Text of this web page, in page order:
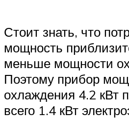
Стоит знать, что
мощность
меньше мощности
Поэтому прибор
охлаждения 4.2 кВт
всего 1.4 кВт